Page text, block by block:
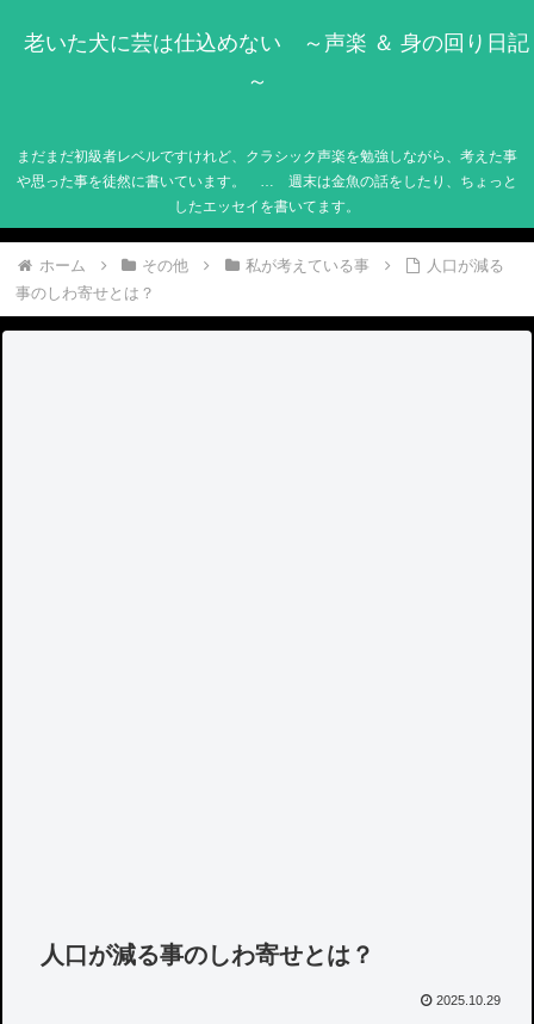
老いた犬に芸は仕込めない ～声楽 ＆ 身の回り日記
～
まだまだ初級者レベルですけれど、クラシック声楽を勉強しながら、考えた事
や思った事を徒然に書いています。 … 週末は金魚の話をしたり、ちょっと
したエッセイを書いてます。
ホーム その他 私が考えている事
人口が減る
事のしわ寄せとは？
人口が減る事のしわ寄せとは？
2025.10.29